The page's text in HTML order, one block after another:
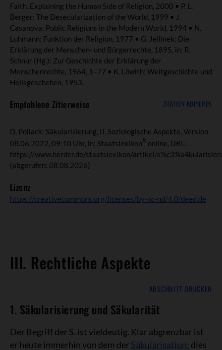
Faith. Explaining the Human Side of Religion, 2000 • P. L.
Berger: The Desecularization of the World, 1999 • J.
Casanova: Public Religions in the Modern World, 1994 • N.
Luhmann: Funktion der Religion, 1977 • G. Jellinek: Die
Erklärung der Menschen- und Bürgerrechte, 1895, in: R.
Schnur (Hg.): Zur Geschichte der Erklärung der
Menschenrechte, 1964, 1–77 • K. Löwith: Weltgeschichte und
Heilsgeschehen, 1953.
Empfohlene Zitierweise ZITATION KOPIEREN
D. Pollack: Säkularisierung, II. Soziologische Aspekte, Version
08.06.2022, 09:10 Uhr, in: Staatslexikon8 online, URL:
https://www.herder.de/staatslexikon/artikel/
(abgerufen: 08.08.2026)
Lizenz
https://creativecommons.org/licenses/by-nc-nd/4.0/deed.de
III. Rechtliche Aspekte
ABSCHNITT DRUCKEN
1. Säkularisierung und Säkularität
Der Begriff der S. ist vieldeutig. Klar abgrenzbar ist
er heute immerhin von dem derSäkularisation; dies